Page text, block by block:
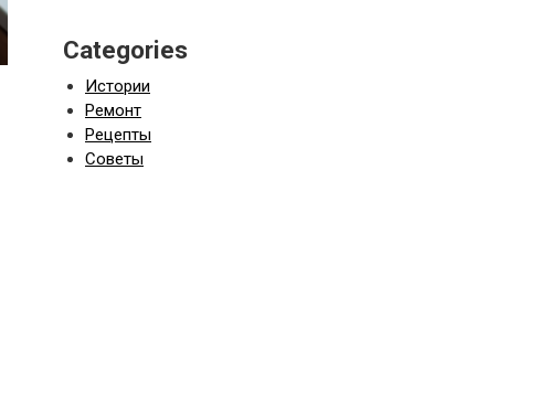
Categories
Истории
Ремонт
Рецепты
Советы